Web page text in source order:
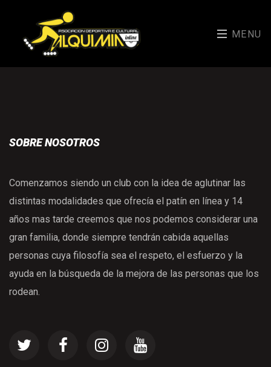
MENU
SOBRE NOSOTROS
Comenzamos siendo un club con la idea de aglutinar las
distintas modalidades que ofrecía el patín en línea y 14
años mas tarde creemos que nos podemos considerar una
gran familia, donde siempre tendrán cabida aquellas
personas cuya filosofía sea el respeto, el esfuerzo y la
ayuda en la búsqueda de la mejora de las personas que los
rodean.